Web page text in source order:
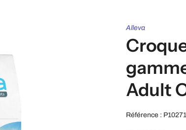
Alleva
Adult
Référence : P10271